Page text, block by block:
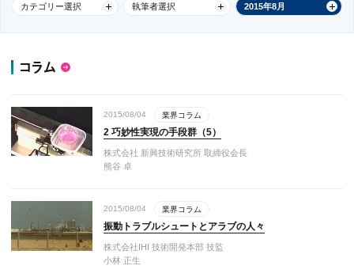
カテゴリー選択 執筆者選択 2015年8月
コラム
2015/08/04 業界コラム
2 巧妙性実現の手段群（5）
株式会社 新興技術研究所 取締役会長
熊谷 卓
2015/08/04 業界コラム
振動トラブルシュートとアラブの人々
株式会社IHI 技術開発本部 技監
小林 正生